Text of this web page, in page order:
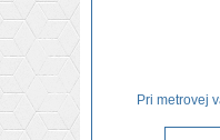
Pri metrovej